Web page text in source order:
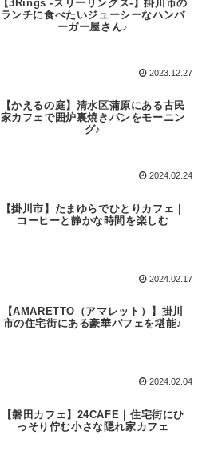
【3Rings -スリーリングス-】掛川市の
ランチに食べたいジューシーなハンバ
ーガー屋さん♪
2023.12.27
【かえるの庭】清水区蒲原にある古民
家カフェで囲炉裏焼きパンをモーニン
グ♪
2024.02.24
【掛川市】たまゆらでひとりカフェ｜
コーヒーと静かな時間を楽しむ
2024.02.17
【AMARETTO（アマレット）】掛川
市の住宅街にある豪華パフェを堪能♪
2024.02.04
【磐田カフェ】24CAFE｜住宅街にひ
っそり佇む小さな隠れ家カフェ